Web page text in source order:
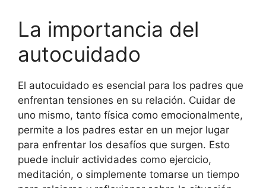
La importancia del
autocuidado
El autocuidado es esencial para los padres que
enfrentan tensiones en su relación. Cuidar de
uno mismo, tanto física como emocionalmente,
permite a los padres estar en un mejor lugar
para enfrentar los desafíos que surgen. Esto
puede incluir actividades como ejercicio,
meditación, o simplemente tomarse un tiempo